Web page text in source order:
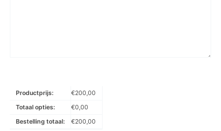
Productprijs: €200,00
Totaal opties:
€0,00
Bestelling totaal:
€200,00